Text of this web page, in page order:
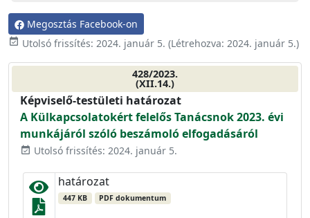
Megosztás Facebook-on
event_available Utolsó frissítés: 2024. január 5. (Létrehozva: 2024. január 5.)
428/2023.
(XII.14.)
Képviselő-testületi határozat
A Külkapcsolatokért felelős Tanácsnok 2023. évi
munkájáról szóló beszámoló elfogadásáról
event_available Utolsó frissítés: 2024. január 5.
határozat
447 KB PDF dokumentum